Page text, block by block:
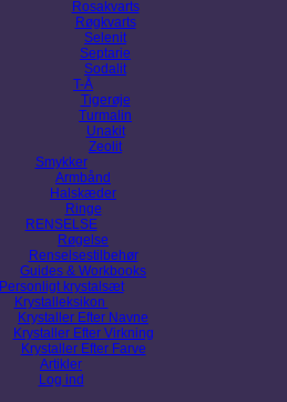
Rosakvarts
Røgkvarts
Selenit
Septarie
Sodalit
T-Å
Tigerøje
Turmalin
Unakit
Zeolit
Smykker
Armbånd
Halskæder
Ringe
RENSELSE
Røgelse
Renselsestilbehør
Guides & Workbooks
Personligt krystalsæt
Krystalleksikon
Krystaller Efter Navne
Krystaller Efter Virkning
Krystaller Efter Farve
Artikler
Log ind